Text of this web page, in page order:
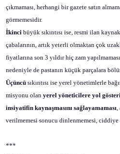
çıkmaması, herhangi bir gazete satın
görmemesidir.
İkinci büyük sıkıntısı ise, resmi ilan
çabalarının, artık yeterli olmaktan çok
fiyatlarına son 3 yıldır hiç zam
nedeniyle de pastanın küçük parçalara
Üçüncü sıkıntısı ise yerel yönetimlerle
misyonu olan yerel yöneticilere yol
insiyatifin kaynaşmasını sağlayamaması,
verilmemesi sonucu dinlenmemesi, ciddiye
***